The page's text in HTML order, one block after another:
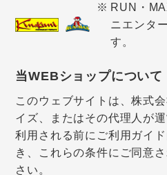
RUN・
ニエンタ
す。
当WEBショップについて
このウェブサイトは、株式
イズ、またはその代理人が
利用される前にご利用ガイ
き、これらの条件にご同意
さい。